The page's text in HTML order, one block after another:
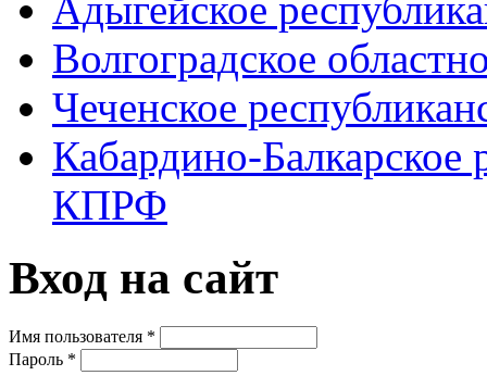
Волгоградское
Чеченское
Кабардино-Балкарское
КПРФ
Вход на сайт
Имя пользователя *
Пароль *